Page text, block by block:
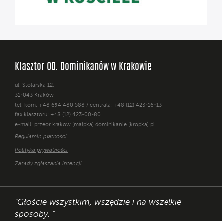
Klasztor OO. Dominikanów w Krakowie
ul. Stolarska 12,
31-043 Kraków
tel. kom. +48 694 480 588 / centrala: +48 (12) 423-16-13
fax klasztoru: +48 (12) 423-00-80
e-mail: przeor.krakow [małpka] dominikanie [kropka] pl
Regulamin płatności
Polityka prywatności
Zasady zgłaszania intencji
"Głoście wszystkim, wszędzie i na wszelkie
sposoby. "